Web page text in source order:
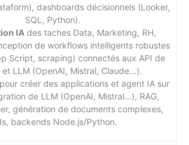
dashboards décisionnels (Looker,
SQL, Python).
IAdes taches Data, Marketing, RH,
de workflows intelligents robustes
Script, scraping) connectés aux API de
et LLM (OpenAI, Mistral, Claude…).
pour créer des applications et agent IA sur
de LLM (OpenAI, Mistral…), RAG,
génération de documents complexes,
backends Node.js/Python.